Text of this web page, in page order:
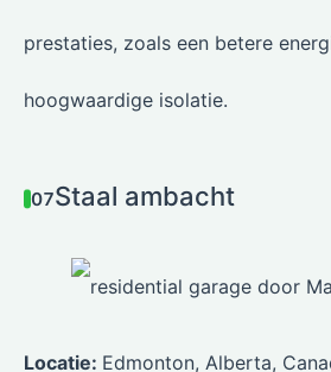
prestaties, zoals een betere
hoogwaardige isolatie.
07Staal ambacht
Locatie: Edmonton, Alberta,